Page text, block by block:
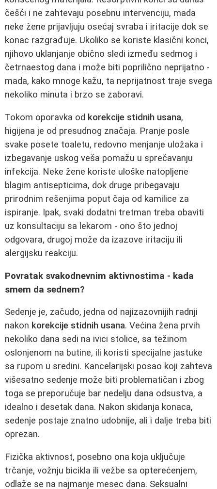
češći i ne zahtevaju posebnu intervenciju, mada
neke žene prijavljuju osećaj svraba i iritacije dok se
konac razgrađuje. Ukoliko se koriste klasični konci,
njihovo uklanjanje obično sledi između sedmog i
četrnaestog dana i može biti poprilično neprijatno -
mada, kako mnoge kažu, ta neprijatnost traje svega
nekoliko minuta i brzo se zaboravi.
Tokom oporavka od korekcije stidnih usana,
higijena je od presudnog značaja. Pranje posle
svake posete toaletu, redovno menjanje uložaka i
izbegavanje uskog veša pomažu u sprečavanju
infekcija. Neke žene koriste uloške natopljene
blagim antisepticima, dok druge pribegavaju
prirodnim rešenjima poput čaja od kamilice za
ispiranje. Ipak, svaki dodatni tretman treba obaviti
uz konsultaciju sa lekarom - ono što jednoj
odgovara, drugoj može da izazove iritaciju ili
alergijsku reakciju.
Povratak svakodnevnim aktivnostima - kada
smem da sednem?
Sedenje je, začudo, jedna od najizazovnijih radnji
nakon korekcije stidnih usana. Većina žena prvih
nekoliko dana sedi na ivici stolice, sa težinom
oslonjenom na butine, ili koristi specijalne jastuke
sa rupom u sredini. Kancelarijski posao koji zahteva
višesatno sedenje može biti problematičan i zbog
toga se preporučuje bar nedelju dana odsustva, a
idealno i desetak dana. Nakon skidanja konaca,
sedenje postaje znatno udobnije, ali i dalje treba biti
oprezan.
Fizička aktivnost, posebno ona koja uključuje
trčanje, vožnju bicikla ili vežbe sa opterećenjem,
odlaže se na najmanje mesec dana. Seksualni